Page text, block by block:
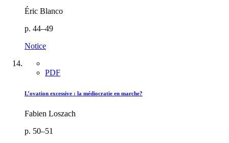
Éric Blanco
p. 44–49
Notice
PDF
L’ovation excessive : la médiocratie en marche?
Fabien Loszach
p. 50–51